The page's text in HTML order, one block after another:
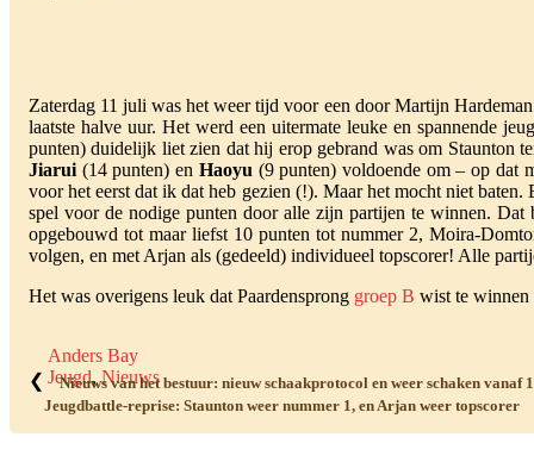
Zaterdag 11 juli was het weer tijd voor een door Martijn
laatste halve uur. Het werd een uitermate leuke en spannende
punten) duidelijk liet zien dat hij erop gebrand was om Staunton
Jiarui (14 punten) en Haoyu (9 punten) voldoende om – op dat
voor het eerst dat ik dat heb gezien (!). Maar het mocht niet
spel voor de nodige punten door alle zijn partijen te winnen. Dat
opgebouwd tot maar liefst 10 punten tot nummer 2, Moira-
volgen, en met Arjan als (gedeeld) individueel topscorer! Alle
Het was overigens leuk dat Paardensprong groep B wist te winnen
Anders Bay
Jeugd,Nieuws
❮
Nieuws van het bestuur: nieuw schaakprotocol en weer schaken vanaf
Jeugdbattle-reprise: Staunton weer nummer 1, en Arjan weer topscorer